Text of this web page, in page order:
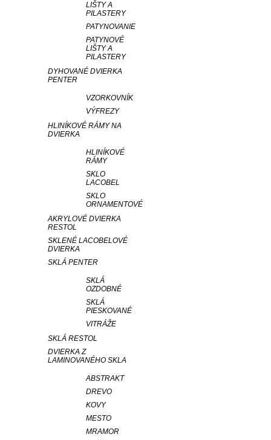
LIŠTY A
PILASTERY
PATYNOVANIE
PATYNOVÉ
LIŠTY A
PILASTERY
DYHOVANÉ DVIERKA
PENTER
VZORKOVNÍK
VÝFREZY
HLINÍKOVÉ RÁMY NA
DVIERKA
HLINÍKOVÉ
RÁMY
SKLO
LACOBEL
SKLO
ORNAMENTOVÉ
AKRYLOVÉ DVIERKA
RESTOL
SKLENÉ LACOBELOVÉ
DVIERKA
SKLÁ PENTER
SKLÁ
OZDOBNÉ
SKLÁ
PIESKOVANÉ
VITRÁŽE
SKLÁ RESTOL
DVIERKA Z
LAMINOVANÉHO SKLA
ABSTRAKT
DREVO
KOVY
MESTO
MRAMOR